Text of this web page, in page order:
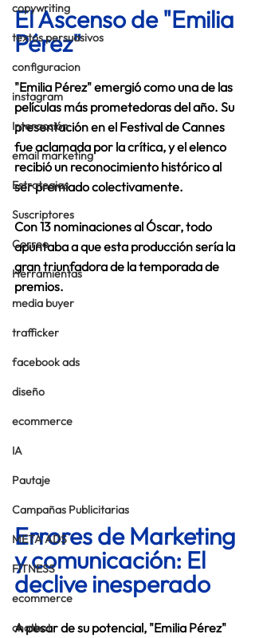
copywriting
textos persuasivos
configuracion
instagram
Interacción
email marketing
Estrategias
Suscriptores
Correo
Herramientas
media buyer
trafficker
facebook ads
diseño
ecommerce
IA
Pautaje
Campañas Publicitarias
META ADS
FITNESS
ecommerce
chatbot
El Ascenso de "Emilia
Pérez"
"Emilia Pérez" emergió como una de las
películas más prometedoras del año. Su
presentación en el Festival de Cannes
fue aclamada por la crítica, y el elenco
recibió un reconocimiento histórico al
ser premiado colectivamente.
Con 13 nominaciones al Óscar, todo
apuntaba a que esta producción sería la
gran triunfadora de la temporada de
premios.
Errores de Marketing
y comunicación: El
declive inesperado
A pesar de su potencial, "Emilia Pérez"